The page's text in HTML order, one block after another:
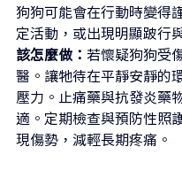
狗狗可能會在行動時變得
定活動，或出現明顯跛行
該怎麼做： 若懷疑狗狗受
醫。讓牠待在平靜安靜的
壓力。止痛藥與抗發炎藥
適。定期檢查與預防性照
現傷勢，減輕長期疼痛。